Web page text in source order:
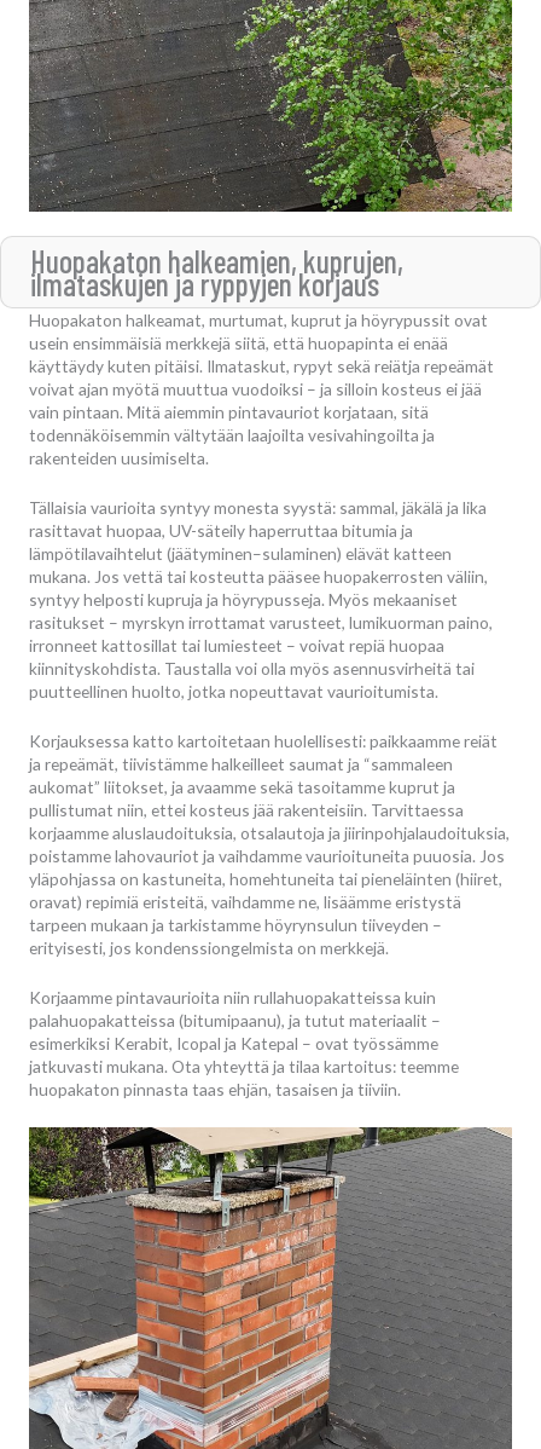
Huopakaton halkeamien, kuprujen,
ilmataskujen ja ryppyjen korjaus
Huopakaton halkeamat, murtumat, kuprut ja höyrypussit ovat
usein ensimmäisiä merkkejä siitä, että huopapinta ei enää
käyttäydy kuten pitäisi. Ilmataskut, rypyt sekä reiätja repeämät
voivat ajan myötä muuttua vuodoiksi – ja silloin kosteus ei jää
vain pintaan. Mitä aiemmin pintavauriot korjataan, sitä
todennäköisemmin vältytään laajoilta vesivahingoilta ja
rakenteiden uusimiselta.
Tällaisia vaurioita syntyy monesta syystä: sammal, jäkälä ja lika
rasittavat huopaa, UV-säteily haperruttaa bitumia ja
lämpötilavaihtelut (jäätyminen–sulaminen) elävät katteen
mukana. Jos vettä tai kosteutta pääsee huopakerrosten väliin,
syntyy helposti kupruja ja höyrypusseja. Myös mekaaniset
rasitukset – myrskyn irrottamat varusteet, lumikuorman paino,
irronneet kattosillat tai lumiesteet – voivat repiä huopaa
kiinnityskohdista. Taustalla voi olla myös asennusvirheitä tai
puutteellinen huolto, jotka nopeuttavat vaurioitumista.
Korjauksessa katto kartoitetaan huolellisesti: paikkaamme reiät
ja repeämät, tiivistämme halkeilleet saumat ja “sammaleen
aukomat” liitokset, ja avaamme sekä tasoitamme kuprut ja
pullistumat niin, ettei kosteus jää rakenteisiin. Tarvittaessa
korjaamme aluslaudoituksia, otsalautoja ja jiirinpohjalaudoituksia,
poistamme lahovauriot ja vaihdamme vaurioituneita puuosia. Jos
yläpohjassa on kastuneita, homehtuneita tai pieneläinten (hiiret,
oravat) repimiä eristeitä, vaihdamme ne, lisäämme eristystä
tarpeen mukaan ja tarkistamme höyrynsulun tiiveyden –
erityisesti, jos kondenssiongelmista on merkkejä.
Korjaamme pintavaurioita niin rullahuopakatteissa kuin
palahuopakatteissa (bitumipaanu), ja tutut materiaalit –
esimerkiksi Kerabit, Icopal ja Katepal – ovat työssämme
jatkuvasti mukana. Ota yhteyttä ja tilaa kartoitus: teemme
huopakaton pinnasta taas ehjän, tasaisen ja tiiviin.